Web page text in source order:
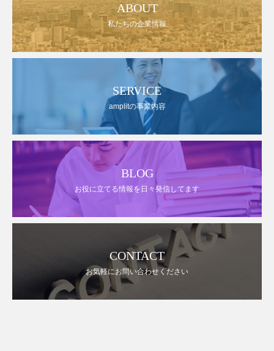
ABOUT
私たちの企業情報
SERVICE
amplitの事業内容
BLOG
お役に立てる情報を日々発信してます
CONTACT
お気軽にお問い合わせください